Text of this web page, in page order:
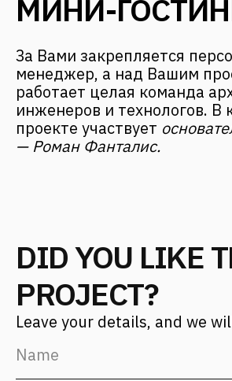
For applicants
Career
Fantalis Culture
Contacts
Projects
Services
About Us